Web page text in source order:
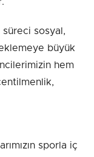
sosyal,
büyük
hem
sporla iç